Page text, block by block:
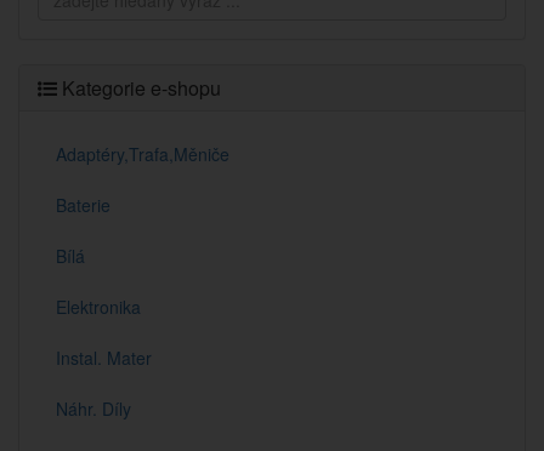
Kategorie e-shopu
Adaptéry,Trafa,Měniče
Baterie
Bílá
Elektronika
Instal. Mater
Náhr. Díly